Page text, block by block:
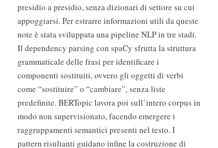
presidio a presidio, senza dizionari di settore su cui
appoggiarsi. Per estrarre informazioni utili da queste
note è stata sviluppata una pipeline NLP in tre stadi.
Il dependency parsing con spaCy sfrutta la struttura
grammaticale delle frasi per identificare i
componenti sostituiti, ovvero gli oggetti di verbi
come “sostituire” o “cambiare”, senza liste
predefinite. BERTopic lavora poi sull’intero corpus in
modo non supervisionato, facendo emergere i
raggruppamenti semantici presenti nel testo. I
pattern risultanti guidano infine la costruzione di